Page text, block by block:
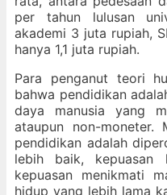
per tahun lulusan
akademi 3 juta rupiah,
hanya 1,1 juta rupiah.
Para penganut teori
bahwa pendidikan
daya manusia yang
ataupun non-moneter.
pendidikan adalah
lebih baik, kepuasan
kepuasan menikmati
hidup yang lebih lama